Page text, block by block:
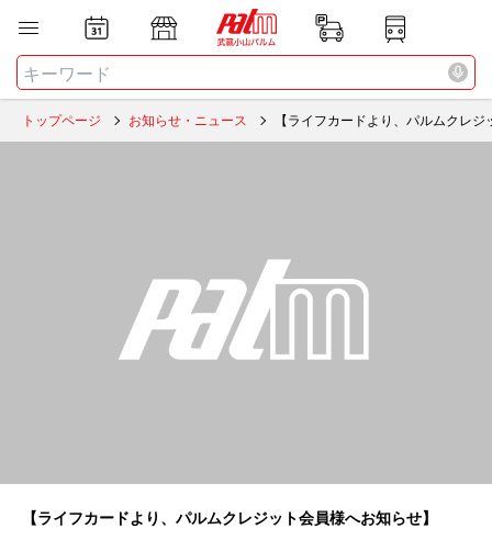
お店 ニュース 全て 検索する
トップページ お知らせ・ニュース 【ライフカードより、パルムクレ
【ライフカードより、パルムクレジット会員様へお知らせ】